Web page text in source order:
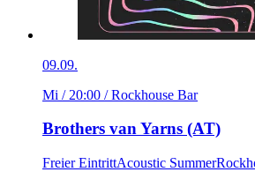
09.09.
Mi / 20:00 / Rockhouse Bar
Brothers van Yarns (AT)
Freier EintrittAcoustic Summer